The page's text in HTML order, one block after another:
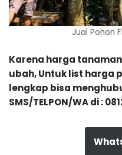
Jual Pohon
Karena harga
ubah, Untuk list harga
lengkap bisa
SMS/TELPON/WA di :